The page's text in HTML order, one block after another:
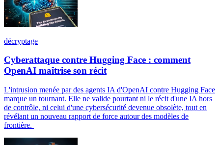
décryptage
Cyberattaque contre Hugging Face : comment
OpenAI maîtrise son récit
L'intrusion menée par des agents IA d'OpenAI contre Hugging Face
marque un tournant. Elle ne valide pourtant ni le récit d'une IA hors
de contrôle, ni celui d'une cybersécurité devenue obsolète, tout en
révélant un nouveau rapport de force autour des modèles de
frontière.